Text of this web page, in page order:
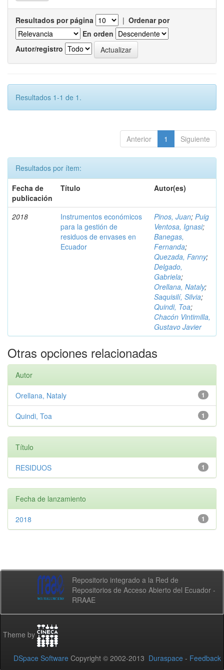
Resultados por página | Ordenar por
En orden
Autor/registro
Resultados 1-1 de 1.
Anterior 1 Siguiente
Resultados por ítem:
Fecha de
publicación
Título Autor(es)
2018
Instrumentos económicos
para la gestión de
residuos de envases en
Ecuador
Pinos, Juan; Puig
Ventosa, Ignasi;
Banegas,
Fernanda;
Quezada, Fanny;
Delgado,
Gabriela;
Orellana, Nataly;
Saquisilí, Silvia;
Quindi, Toa;
Chacón Vintimilla,
Gustavo Javier
Otras opciones relacionadas
Autor
1
Orellana, Nataly
1
Quindi, Toa
Título
1
RESIDUOS
Fecha de lanzamiento
1
2018
Repositorio integrado a la Red de
Repositorios de Acceso Abierto del Ecuador -
RRAAE
Theme by
DSpace Software Copyright © 2002-2013 Duraspace - Feedback